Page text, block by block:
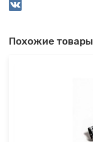
Похожие товары